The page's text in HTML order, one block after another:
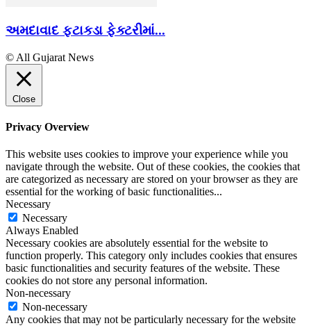
અમદાવાદ ફટાકડા ફેક્ટરીમાં...
© All Gujarat News
Close
Privacy Overview
This website uses cookies to improve your experience while you
navigate through the website. Out of these cookies, the cookies that
are categorized as necessary are stored on your browser as they are
essential for the working of basic functionalities...
Necessary
Necessary
Always Enabled
Necessary cookies are absolutely essential for the website to
function properly. This category only includes cookies that ensures
basic functionalities and security features of the website. These
cookies do not store any personal information.
Non-necessary
Non-necessary
Any cookies that may not be particularly necessary for the website